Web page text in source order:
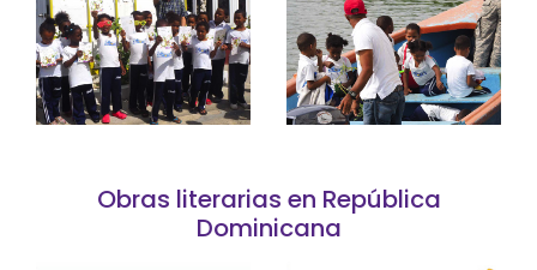
Obras literarias en República
Dominicana